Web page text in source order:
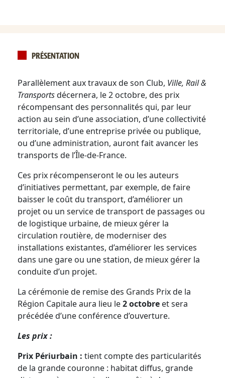
PRÉSENTATION
Parallèlement aux travaux de son Club, Ville, Rail &
Transportsdécernera, le 2 octobre, des prix
récompensant des personnalités qui, par leur
action au sein d’une association, d’une collectivité
territoriale, d’une entreprise privée ou publique,
ou d’une administration, auront fait avancer les
transports de l’Île-de-France.
Ces prix récompenseront le ou les auteurs
d’initiatives permettant, par exemple, de faire
baisser le coût du transport, d’améliorer un
projet ou un service de transport de passages ou
de logistique urbaine, de mieux gérer la
circulation routière, de moderniser des
installations existantes, d’améliorer les services
dans une gare ou une station, de mieux gérer la
conduite d’un projet.
La cérémonie de remise des Grands Prix de la
Région Capitale aura lieu le2 octobre et sera
précédée d’une conférence d’ouverture.
Les prix :
Prix Périurbain : tient compte des particularités
de la grande couronne : habitat diffus, grande